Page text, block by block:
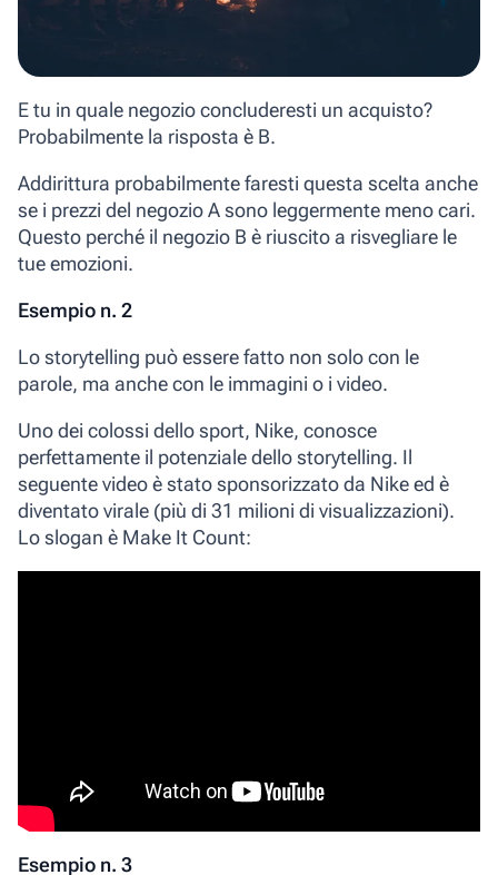
E tu in quale negozio concluderesti un acquisto?
Probabilmente la risposta è B.
Addirittura probabilmente faresti questa scelta anche
se i prezzi del negozio A sono leggermente meno cari.
Questo perché il negozio B è riuscito a risvegliare le
tue emozioni.
Esempio n. 2
Lo storytelling può essere fatto non solo con le
parole, ma anche con le immagini o i video.
Uno dei colossi dello sport, Nike, conosce
perfettamente il potenziale dello storytelling. Il
seguente video è stato sponsorizzato da Nike ed è
diventato virale (più di 31 milioni di visualizzazioni).
Lo slogan è Make It Count:
Esempio n. 3